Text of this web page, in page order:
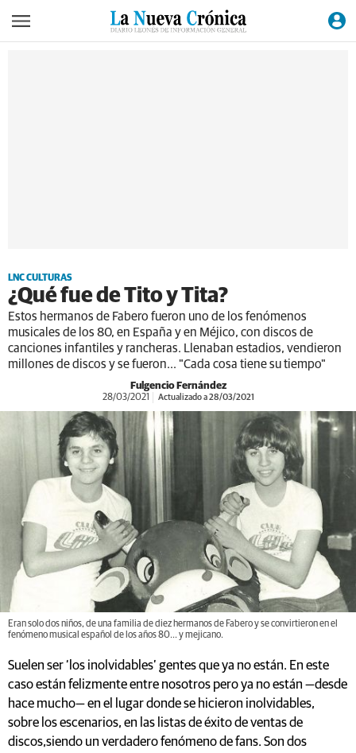
LNC CULTURAS
¿Qué fue de Tito y Tita?
Estos hermanos de Fabero fueron uno de los fenómenos
musicales de los 80, en España y en Méjico, con discos de
canciones infantiles y rancheras. Llenaban estadios, vendieron
millones de discos y se fueron... "Cada cosa tiene su tiempo"
Fulgencio Fernández
28/03/2021 Actualizado a 28/03/2021
Eran solo dos niños, de una familia de diez hermanos de Fabero y se convirtieron en el
fenómeno musical español de los años 80... y mejicano.
Suelen ser ‘los inolvidables’ gentes que ya no están. En este
caso están felizmente entre nosotros pero ya no están —desde
hace mucho— en el lugar donde se hicieron inolvidables,
sobre los escenarios, en las listas de éxito de ventas de
discos,siendo un verdadero fenómeno de fans. Son dos